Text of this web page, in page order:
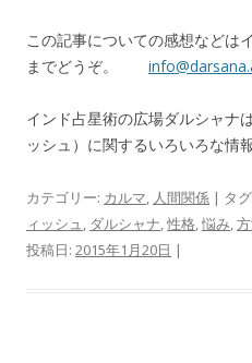
この記事についての感想などは
までどうぞ。
インド占星術の広場ダルシャナ
ッシュ）に関するいろいろな情
カテゴリー: カルマ, 人間関係 | タ
ィッシュ, ダルシャナ,性格,悩み,
投稿日: 2015年1月20日 |